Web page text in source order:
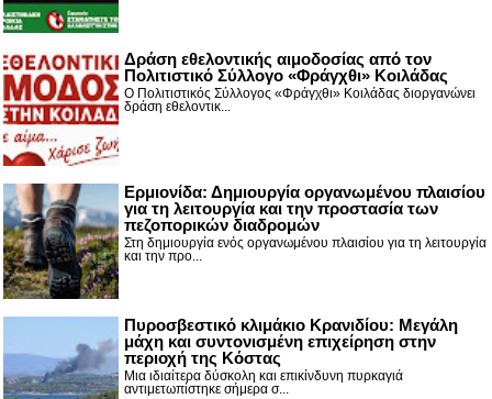
Δράση εθελοντικής αιμοδοσίας από τον
Πολιτιστικό Σύλλογο «Φράγχθι» Κοιλάδας
Ο Πολιτιστικός Σύλλογος «Φράγχθι» Κοιλάδας διοργανώνει
δράση εθελοντικ...
Ερμιονίδα: Δημιουργία οργανωμένου πλαισίου
για τη λειτουργία και την προστασία των
πεζοπορικών διαδρομών
Στη δημιουργία ενός οργανωμένου πλαισίου για τη λειτουργία
και την προ...
Πυροσβεστικό κλιμάκιο Κρανιδίου: Μεγάλη
μάχη και συντονισμένη επιχείρηση στην
περιοχή της Κόστας
Μια ιδιαίτερα δύσκολη και επικίνδυνη πυρκαγιά
αντιμετωπίστηκε σήμερα σ...